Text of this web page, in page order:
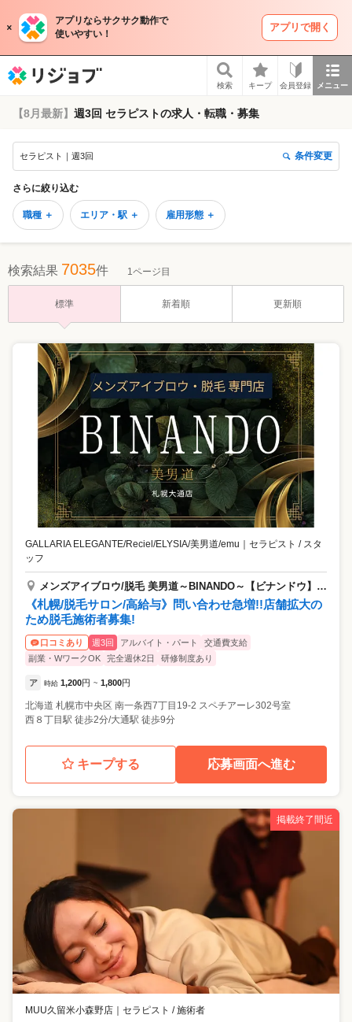
アプリならサクサク動作で
使いやすい！
アプリで開く
検索 キープ 会員登録 メニュー
【8月最新】 週3回 セラピストの求人・転職・募集
セラピスト｜週3回 条件変更
さらに絞り込む
職種 ＋ エリア・駅 ＋ 雇用形態 ＋
検索結果 7035件 1ページ目
標準 新着順 更新順
GALLARIA ELEGANTE/Reciel/ELYSIA/美男道/emu
セラピスト / スタ
ッフ
メンズアイブロウ/脱毛 美男道～BINANDO～【ビナンドウ】札幌大通店
《札幌/脱毛サロン/高給与》問い合わせ急増!!店舗拡大の
ため脱毛施術者募集!
口コミあり 週3回 アルバイト・パート
交通費支給
副業・WワークOK
完全週休2日 研修制度あり
ア 時給 1,200円 ~ 1,800円
北海道 札幌市中央区 南一条西7丁目19-2 スペチアーレ302号室
西８丁目駅 徒歩2分/大通駅 徒歩9分
キープする 応募画面へ進む
掲載終了間近
MUU久留米小森野店 ｜ セラピスト / 施術者